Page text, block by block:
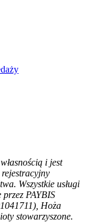
i jest
Wszystkie usługi
PAYBIS
Hoża
stowarzyszone.